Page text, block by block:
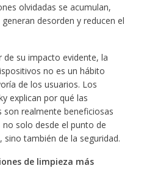
olvidadas se acumulan,
desorden y reducen el
de su impacto evidente, la
no es un hábito
de los usuarios. Los
explican por qué las
son realmente beneficiosas
solo desde el punto de
también de la seguridad.
de limpieza más